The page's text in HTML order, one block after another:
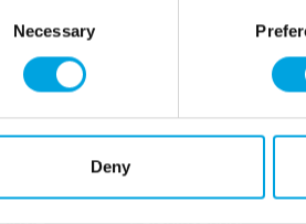
Necessary
Deny
Rekisteröidy
Maksutiedot ja
Toimitusehdot